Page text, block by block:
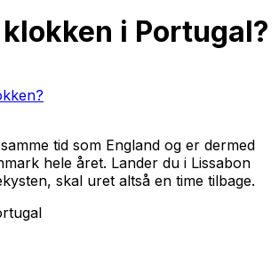
i Portugal?
tid som England og er dermed
hele året. Lander du i Lissabon
skal uret altså en time tilbage.